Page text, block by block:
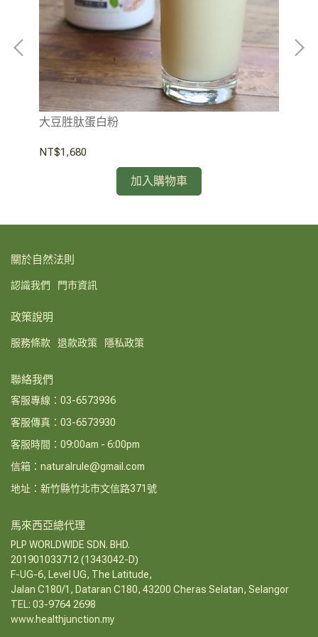
大豆胜肽蛋白粉
NT$1,680
加入購物車
關於自然法則
認識我們 門市資訊
政策說明
服務條款 退款政策 隱私政策
聯絡我們
客服專線：03-6573936
客服傳真：03-6573930
客服時間：09:00am - 6:00pm
信箱：naturalrule@gmail.com
地址：新竹縣竹北市文信路371號
馬來西亞總代理
PLP WORLDWIDE SDN. BHD.
201901033712 (1343042-D)
F-UG-6, Level UG, The Latitude,
Jalan C180/1, Dataran C180, 43200 Cheras Selatan, Selangor
TEL: 03-9764 2698
www.healthjunction.my